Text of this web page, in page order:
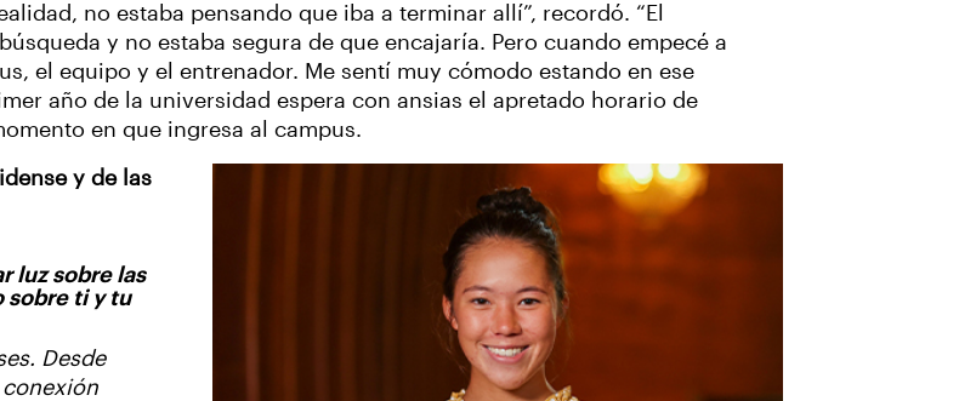
no estaba pensando que iba a terminar allí”, recordó. “El
y no estaba segura de que encajaría. Pero cuando empecé a
el equipo y el entrenador. Me sentí muy cómodo estando en ese
año de la universidad espera con ansias el apretado horario de
en que ingresa al campus.
y de las
luz sobre las
sobre ti y tu
Desde